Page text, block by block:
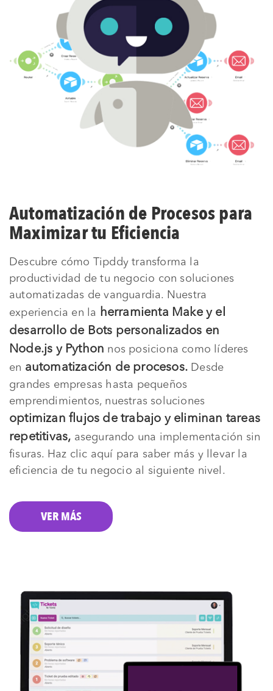
Automatización de Procesos para
Maximizar tu Eficiencia
Descubre cómo Tipddy transforma la
productividad de tu negocio con soluciones
automatizadas de vanguardia. Nuestra
experiencia en la herramienta Make y el
desarrollo de Bots personalizados en
Node.js y Python nos posiciona como líderes
en automatización de procesos. Desde
grandes empresas hasta pequeños
emprendimientos, nuestras soluciones
optimizan flujos de trabajo y eliminan tareas
repetitivas, asegurando una implementación sin
fisuras. Haz clic aquí para saber más y llevar la
eficiencia de tu negocio al siguiente nivel.
VER MÁS